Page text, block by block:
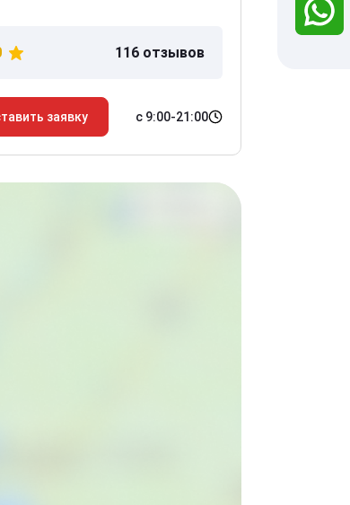
116 отзывов
заявку с 9:00-21:00